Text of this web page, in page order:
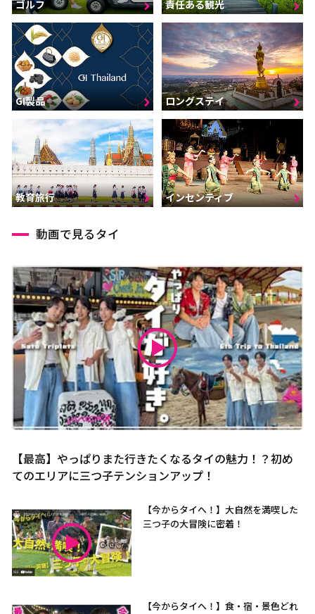
ゴルフ 責任ある観光
GI製品 ロングステイ
教育旅行 インセンティブ
動画で見るタイ
【最高】やっぱりまた行きたくなるタイの魅力！？初め
てのエリアに三つ子テンションアップ！
【今からタイへ！】大自然を満喫した
三つ子の大冒険に密着！
【今からタイへ！】食・宿・景色どれ